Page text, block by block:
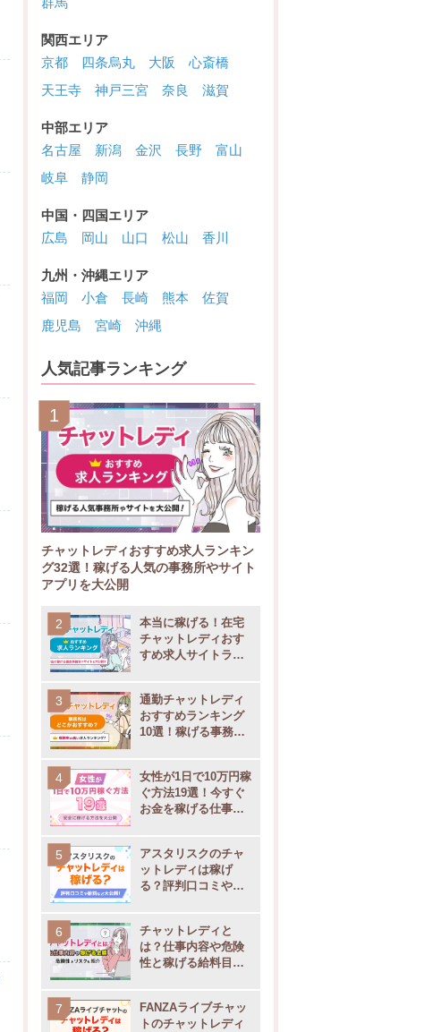
関西エリア
京都
四条烏丸 大阪
心斎橋
天王寺
神戸三宮 奈良 滋賀
中部エリア
名古屋
新潟 金沢 長野
富山
岐阜
静岡
中国・四国エリア
広島
岡山 山口 松山 香川
九州・沖縄エリア
福岡
小倉 長崎 熊本
佐賀
鹿児島
宮崎 沖縄
人気記事ランキング
チャットレディおすすめ求人ランキン
グ32選！稼げる人気の事務所やサイト
アプリを大公開
本当に稼げる！在宅
チャットレディおす
すめ求人サイトラン
通勤チャットレディ
おすすめランキング
10選！稼げる事務所
女性が1日で10万円稼
ぐ方法19選！今すぐ
お金を稼げる仕事を
アスタリスクのチャ
ットレディは稼げ
る？評判口コミや通
開
チャットレディと
は？仕事内容や危険
性と稼げる給料目安
FANZAライブチャッ
トのチャットレディ